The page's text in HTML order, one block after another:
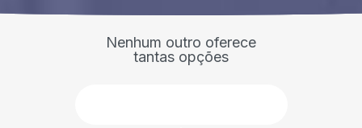
Nenhum outro oferece
tantas opções